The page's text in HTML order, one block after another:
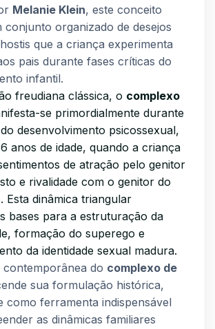
Melanie Klein, este conceito
conjunto organizado de desejos
que a criança experimenta
pais durante fases críticas do
infantil.
freudiana clássica, o complexo
se primordialmente durante
desenvolvimento psicossexual,
anos de idade, quando a criança
de atração pelo genitor
e rivalidade com o genitor do
Esta dinâmica triangular
bases para a estruturação da
formação do superego e
da identidade sexual madura.
do complexo de
sua formulação histórica,
como ferramenta indispensável
as dinâmicas familiares